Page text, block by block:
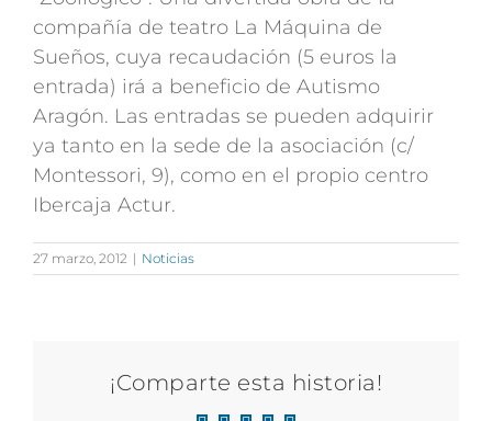
compañía de teatro La Máquina de
Sueños, cuya recaudación (5 euros la
entrada) irá a beneficio de Autismo
Aragón. Las entradas se pueden adquirir
ya tanto en la sede de la asociación (c/
Montessori, 9), como en el propio centro
Ibercaja Actur.
27 marzo, 2012 | Noticias
¡Comparte esta historia!